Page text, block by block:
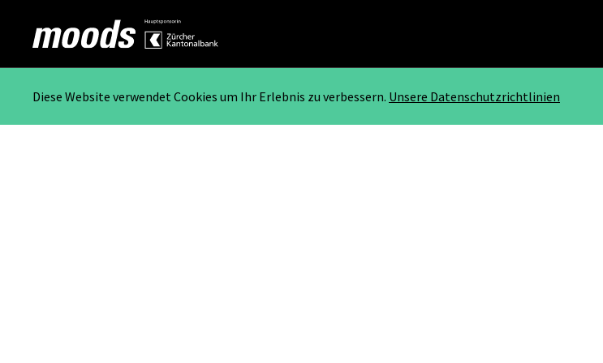
Diese Website verwendet Cookies um Ihr Erlebnis zu verbessern. Unsere Datenschutzrichtlinien